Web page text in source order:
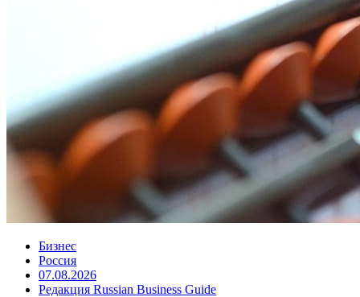
Бизнес
Россия
07.08.2026
Редакция Russian Business Guide